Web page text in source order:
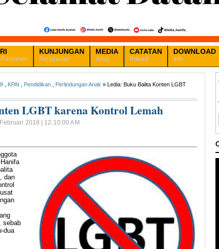
Parlemen
KUNJUNGAN
Perjalanan
MEDIA
Arsip
CATATAN
Pribadi
DOWNLOAD
Info
KPAI Pendidikan Perlindungan Anak » Ledia: Buku Balita Konten LGBT
LGBT karena Kontrol Lemah
2018 | 12:10:00 AM
dan
sebab
dua